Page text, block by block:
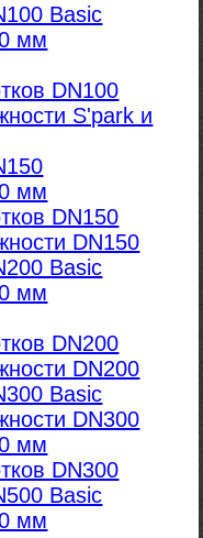
Basic
мм
DN100
S'park и
мм
DN150
DN150
Basic
мм
DN200
DN200
Basic
DN300
мм
DN300
Basic
мм